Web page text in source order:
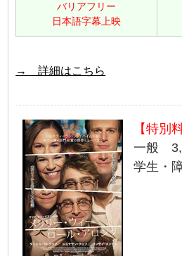
バリアフリー
日本語字幕上映
→ 詳細はこちら
【特別
一般
学生・